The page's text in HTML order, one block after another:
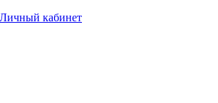
Личный кабинет